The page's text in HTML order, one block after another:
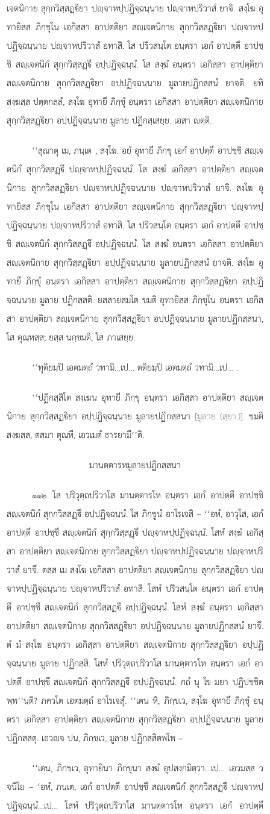
เจตนิกาย สุกฺกวิสฺสฏฺิยา ปฺจาหปฺปฏิจฺฉนฺนาย ปฺจาหปริวาสํ ยาจิ. สงฺโฆ อุ
ทายิสฺส ภิกฺขุโน เอกิสฺสา อาปตฺติยา สฺเจตนิกาย สุกฺกวิสฺสฏฺิยา ปฺจาหปฺ
ปฏิจฺฉนฺนาย ปฺจาหปริวาสํ อทาสิ. โส ปริวสนฺโต อนฺตรา เอกํ อาปตฺตึ อาปชฺ
ชิ สฺเจตนิกํ สุกฺกวิสฺสฏฺึ อปฺปฏิจฺฉนฺนํ. โส สงฺฆํ อนฺตรา เอกิสฺสา อาปตฺติยา
สฺเจตนิกาย สุกฺกวิสฺสฏฺิยา อปฺปฏิจฺฉนฺนาย มูลายปฏิกสฺสนํ ยาจติ. ยทิ
สงฺฆสฺส ปตฺตกลฺลํ, สงฺโฆ อุทายึ ภิกฺขุํ อนฺตรา เอกิสฺสา อาปตฺติยา สฺเจตนิกาย
สุกฺกวิสฺสฏฺิยา อปฺปฏิจฺฉนฺนาย มูลาย ปฏิกสฺเสยฺย. เอสา ตฺติ.
‘‘สุณาตุ เม, ภนฺเต , สงฺโฆ. อยํ อุทายี ภิกฺขุ เอกํ อาปตฺตึ อาปชฺชิ สฺเจ
ตนิกํ สุกฺกวิสฺสฏฺึ ปฺจาหปฺปฏิจฺฉนฺนํ. โส สงฺฆํ เอกิสฺสา อาปตฺติยา สฺเจต
นิกาย สุกฺกวิสฺสฏฺิยา ปฺจาหปฺปฏิจฺฉนฺนาย ปฺจาหปริวาสํ ยาจิ. สงฺโฆ อุ
ทายิสฺส ภิกฺขุโน เอกิสฺสา อาปตฺติยา สฺเจตนิกาย สุกฺกวิสฺสฏฺิยา ปฺจาหปฺ
ปฏิจฺฉนฺนาย ปฺจาหปริวาสํ อทาสิ. โส ปริวสนฺโต อนฺตรา เอกํ อาปตฺตึ อาปชฺ
ชิ สฺเจตนิกํ สุกฺกวิสฺสฏฺึ อปฺปฏิจฺฉนฺนํ. โส สงฺฆํ อนฺตรา เอกิสฺสา อาปตฺติยา
สฺเจตนิกาย สุกฺกวิสฺสฏฺิยา อปฺปฏิจฺฉนฺนาย มูลายปฏิกสฺสนํ ยาจติ. สงฺโฆ อุ
ทายึ ภิกฺขุํ อนฺตรา เอกิสฺสา อาปตฺติยา สฺเจตนิกาย สุกฺกวิสฺสฏฺิยา อปฺปฏิ
จฺฉนฺนาย มูลาย ปฏิกสฺสติ. ยสฺสายสฺมโต ขมติ อุทายิสฺส ภิกฺขุโน อนฺตรา เอกิสฺ
สา อาปตฺติยา สฺเจตนิกาย สุกฺกวิสฺสฏฺิยา อปฺปฏิจฺฉนฺนาย มูลายปฏิกสฺสนา,
โส ตุณฺหสฺส; ยสฺส นกฺขมติ, โส ภาเสยฺย.
‘‘ทุติยมฺปิ เอตมตฺถํ วทามิ…เป… ตติยมฺปิ เอตมตฺถํ วทามิ…เป… .
‘‘ปฏิกสฺสิโต สงฺเฆน อุทายี ภิกฺขุ อนฺตรา เอกิสฺสา อาปตฺติยา สฺเจต
นิกาย สุกฺกวิสฺสฏฺิยา อปฺปฏิจฺฉนฺนาย มูลายปฏิกสฺสนา [มูลาย (สฺยา.)]. ขมติ
สงฺฆสฺส, ตสฺมา ตุณฺหี, เอวเมตํ ธารยามี’’ติ.
มานตฺตารหมูลายปฏิกสฺสนา
๑๑๒. โส ปริวุตฺถปริวาโส มานตฺตารโห อนฺตรา เอกํ อาปตฺตึ อาปชฺชิ
สฺเจตนิกํ สุกฺกวิสฺสฏฺึ อปฺปฏิจฺฉนฺนํ. โส ภิกฺขูนํ อาโรเจสิ – ‘‘อหํ, อาวุโส, เอกํ
อาปตฺตึ อาปชฺชึ สฺเจตนิกํ สุกฺกวิสฺสฏฺึปฺจาหปฺปฏิจฺฉนฺนํ. โสหํ สงฺฆํ เอกิสฺ
สา อาปตฺติยา สฺเจตนิกาย สุกฺกวิสฺสฏฺิยา ปฺจาหปฺปฏิจฺฉนฺนาย ปฺจาหปริ
วาสํ ยาจึ. ตสฺส เม สงฺโฆ เอกิสฺสา อาปตฺติยา สฺเจตนิกาย สุกฺกวิสฺสฏฺิยา ปฺ
จาหปฺปฏิจฺฉนฺนาย ปฺจาหปริวาสํ อทาสิ. โสหํ ปริวสนฺโต อนฺตรา เอกํ อาปตฺ
ตึ อาปชฺชึ สฺเจตนิกํ สุกฺกวิสฺสฏฺึ อปฺปฏิจฺฉนฺนํ. โสหํ สงฺฆํ อนฺตรา เอกิสฺสา
อาปตฺติยา สฺเจตนิกาย สุกฺกวิสฺสฏฺิยา อปฺปฏิจฺฉนฺนาย มูลายปฏิกสฺสนํ ยาจึ.
ตํ มํ สงฺโฆ อนฺตรา เอกิสฺสา อาปตฺติยา สฺเจตนิกายสุกฺกวิสฺสฏฺิยา อปฺปฏิ
จฺฉนฺนาย มูลาย ปฏิกสฺสิ. โสหํ ปริวุตฺถปริวาโส มานตฺตารโห อนฺตรา เอกํ อา
ปตฺตึ อาปชฺชึ สฺเจตนิกํ สุกฺกวิสฺสฏฺึ อปฺปฏิจฺฉนฺนํ. กถํ นุ โข มยา ปฏิปชฺชิต
พฺพ’’นฺติ? ภควโต เอตมตฺถํ อาโรเจสุํ. ‘‘เตน หิ, ภิกฺขเว, สงฺโฆ อุทายึ ภิกฺขุํ อนฺ
ตรา เอกิสฺสา อาปตฺติยา สฺเจตนิกาย สุกฺกวิสฺสฏฺิยา อปฺปฏิจฺฉนฺนาย มูลาย
ปฏิกสฺสตุ. เอวฺจ ปน, ภิกฺขเว, มูลาย ปฏิกสฺสิตพฺโพ –
‘‘เตน, ภิกฺขเว, อุทายินา ภิกฺขุนา สงฺฆํ อุปสงฺกมิตฺวา…เป… เอวมสฺส ว
จนีโย – ‘อหํ, ภนฺเต, เอกํ อาปตฺตึ อาปชฺชึ สฺเจตนิกํ สุกฺกวิสฺสฏฺึ ปฺจาหปฺ
ปฏิจฺฉนฺนํ…เป…โสหํ ปริวุตฺถปริวาโส มานตฺตารโห อนฺตรา เอกํ อาปตฺตึ